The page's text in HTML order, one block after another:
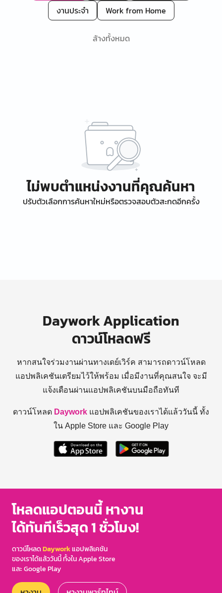
งานประจำ
Work from Home
ล้างทั้งหมด
ไม่พบตำแหน่งงานที่คุณค้นหา
ปรับตัวเลือกการค้นหาใหม่หรือตรวจสอบตัวสะกดอีกครั้ง
Daywork Application
ดาวน์โหลดฟรี
หากสนใจร่วมงานผ่านทางเดย์เวิร์ค สามารถดาวน์โหลด
แอปพลิเคชันเตรียมไว้ให้พร้อม เมื่อมีงานที่คุณสนใจ จะมี
แจ้งเตือนผ่านแอปพลิเคชันบนมือถือทันที
ดาวน์โหลด Daywork แอปพลิเคชันของเราได้แล้ววันนี้ ทั้ง
ใน Apple Store และ Google Play
โหลดแอปตอนนี้ หางาน
ได้ทันทีเร็วสุด 1 ชั่วโมง!
ดาวน์โหลดDayworkแอปพลิเคชัน
ของเราได้แล้ววันนี้ ทั้งใน Apple Store
และ Google Play